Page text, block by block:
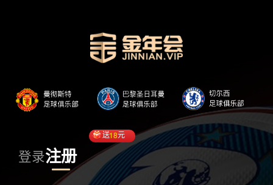
登录注册
送18元